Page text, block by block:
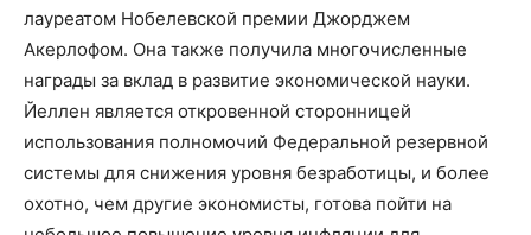
лауреатом Нобелевской премии Джорджем
Акерлофом. Она также получила многочисленные
награды за вклад в развитие экономической науки.
Йеллен является откровенной сторонницей
использования полномочий Федеральной резервной
системы для снижения уровня безработицы, и более
охотно, чем другие экономисты, готова пойти на